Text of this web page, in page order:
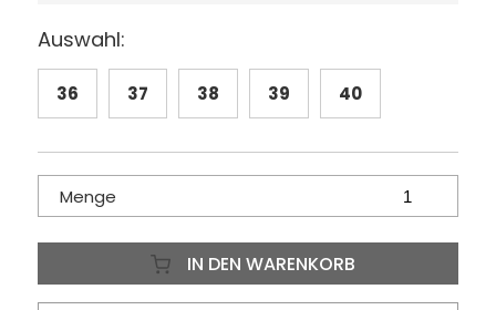
Auswahl:
36 37 38 39 40
Menge
IN DEN WARENKORB